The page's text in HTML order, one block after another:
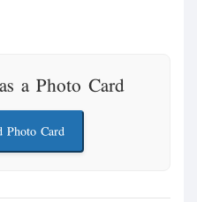
a Photo Card
Photo Card